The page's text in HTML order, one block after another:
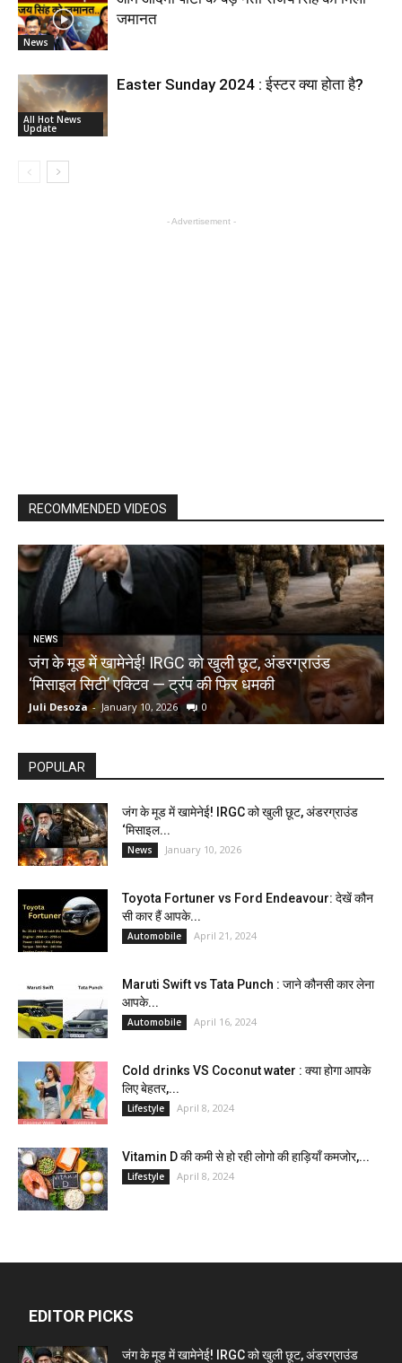
News
जमानत
All Hot News
Update
Easter Sunday 2024 : ईस्टर क्या होता है?
- Advertisement -
RECOMMENDED VIDEOS
NEWS
जंग के मूड में खामेनेई! IRGC को खुली छूट, अंडरग्राउंड
‘मिसाइल सिटी’ एक्टिव — ट्रंप की फिर धमकी
Juli Desoza - January 10, 2026 0
POPULAR
जंग के मूड में खामेनेई! IRGC को खुली छूट, अंडरग्राउंड
‘मिसाइल...
News January 10, 2026
Toyota Fortuner vs Ford Endeavour: देखें कौन
सी कार हैं आपके...
Automobile April 21, 2024
Maruti Swift vs Tata Punch : जाने कौनसी कार लेना
आपके...
Automobile April 16, 2024
Cold drinks VS Coconut water : क्या होगा आपके
लिए बेहतर,...
Lifestyle April 8, 2024
Vitamin D की कमी से हो रही लोगो की हाड़ियाँ कमजोर,...
Lifestyle April 8, 2024
EDITOR PICKS
जंग के मूड में खामेनेई! IRGC को खुली छूट, अंडरग्राउंड